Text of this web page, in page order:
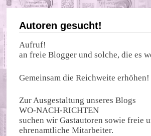
Autoren gesucht!
Aufruf!
an freie Blogger und solche, die es
Gemeinsam die Reichweite erhöhen!
Zur Ausgestaltung unseres Blogs
WO-NACH-RICHTEN
suchen wir Gastautoren sowie freie
ehrenamtliche Mitarbeiter.